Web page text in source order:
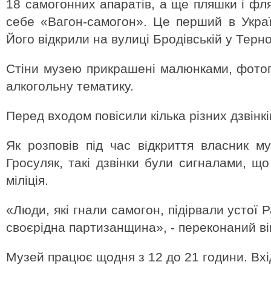
18 самогонних апаратів, а ще пляшки і
себе «Вагон-самогон». Це перший в
Його відкрили на вулиці Бродівській у
Стіни музею прикрашені малюнками,
алкогольну тематику.
Перед входом повісили кілька різних
Як розповів під час відкриття власник
Гросуляк, такі дзвінки були сигналами,
міліція.
«Люди, які гнали самогон, підірвали
своєрідна партизанщина», - переконаний
Музей працює щодня з 12 до 21 години.